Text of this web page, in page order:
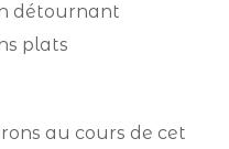
détournant
plats
au cours de cet